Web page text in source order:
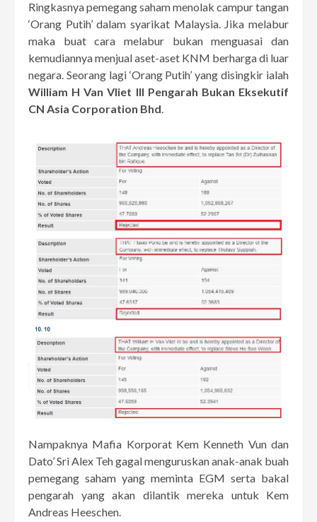
Ringkasnya pemegang saham menolak campur tangan
‘Orang Putih’ dalam syarikat Malaysia. Jika melabur
maka buat cara melabur bukan menguasai dan
kemudiannya menjual aset-aset KNM berharga di luar
negara. Seorang lagi ‘Orang Putih’ yang disingkir ialah
William H Van Vliet III Pengarah Bukan Eksekutif
CN Asia Corporation Bhd
Nampaknya Mafia Korporat Kem Kenneth Vun dan
Dato’ Sri Alex Teh gagal menguruskan anak-anak buah
pemegang saham yang meminta EGM serta bakal
pengarah yang akan dilantik mereka untuk Kem
Andreas Heeschen.